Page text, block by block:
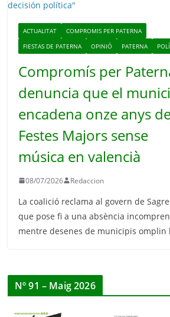
ACTUALITAT
COMPROMIS PER PATERNA
FIESTAS DE PATERNA
OPINIÓ PATERNA
Compromís per
denuncia que el
encadena onze anys
Festes Majors sense
música en valencià
08/07/2026 Redaccion
La coalició reclama al govern de
que pose fi a una absència
mentre desenes de municipis omplin
Nº 91 – Maig 2026